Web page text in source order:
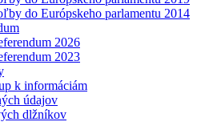
do Európskeho parlamentu 2014
2026
2023
k informáciám
údajov
dlžníkov